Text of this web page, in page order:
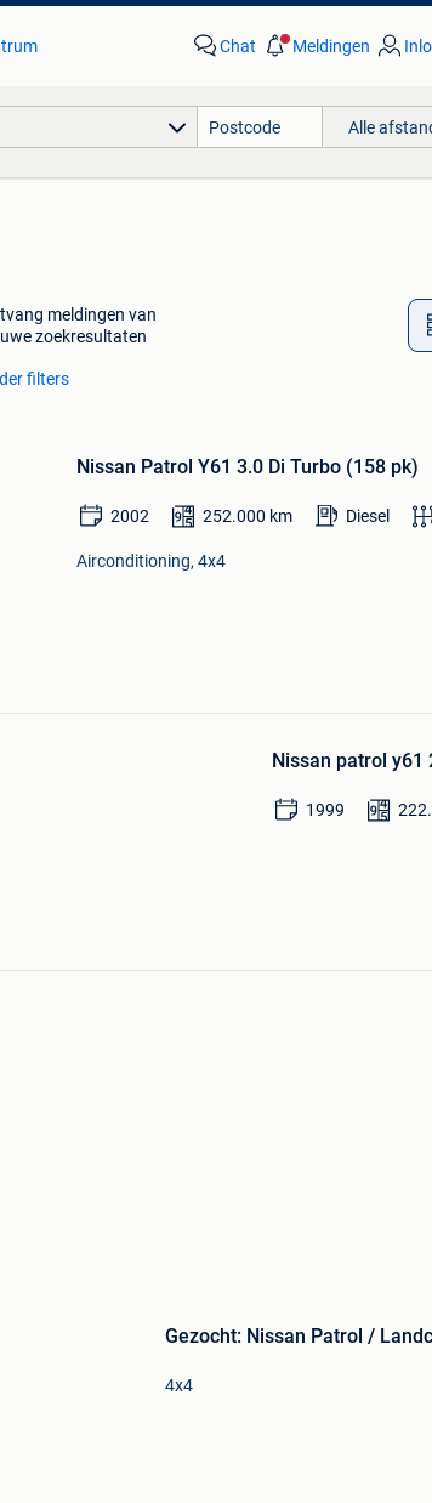
Chat Meldingen
Alle
meldingen van
zoekresultaten
filters
Nissan Patrol Y61 3.0 Di Turbo (158 pk)
2002 252.000 km Diesel
Airconditioning, 4x4
Nissan patrol y61
1999
Gezocht: Nissan Patrol /
4x4